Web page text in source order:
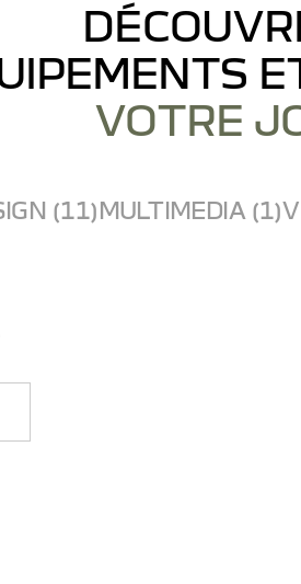
VOTRE
(11)MULTIMEDIA (1)